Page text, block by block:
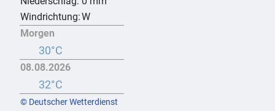
Windrichtung:W
Morgen
30°C
08.08.2026
32°C
© Deutscher Wetterdienst